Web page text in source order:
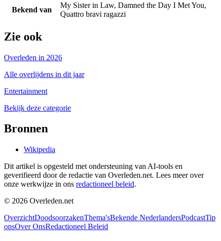
Bekend van
My Sister in Law, Damned the Day I Met You,
Quattro bravi ragazzi
Zie ook
Overleden in 2026
Alle overlijdens in dit jaar
Entertainment
Bekijk deze categorie
Bronnen
Wikipedia
Dit artikel is opgesteld met ondersteuning van AI-tools en
geverifieerd door de redactie van Overleden.net. Lees meer over
onze werkwijze in ons redactioneel beleid.
© 2026 Overleden.net
OverzichtDoodsoorzakenThema'sBekende NederlandersPodcastTip
onsOver OnsRedactioneel Beleid